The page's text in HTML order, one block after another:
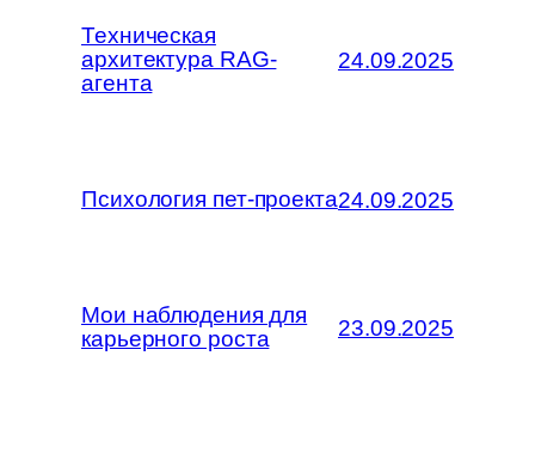
Техническая
архитектура RAG-
агента
24.09.2025
Психология пет-проекта24.09.2025
Мои наблюдения для
карьерного роста
23.09.2025